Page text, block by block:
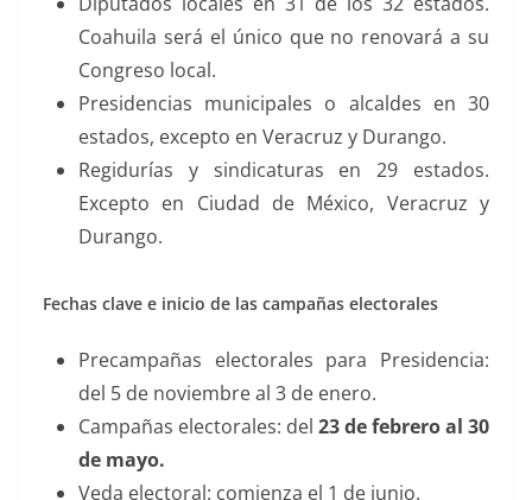
Coahuila será el único que no renovará a su
Congreso local.
Presidencias municipales o alcaldes en 30
estados, excepto en Veracruz y Durango.
Regidurías y sindicaturas en 29 estados.
Excepto en Ciudad de México, Veracruz y
Durango.
Fechas clave e inicio de las campañas electorales
Precampañas electorales para Presidencia:
del 5 de noviembre al 3 de enero.
Campañas electorales: del 23 de febrero al 30
de mayo.
Veda electoral: comienza el 1 de junio.